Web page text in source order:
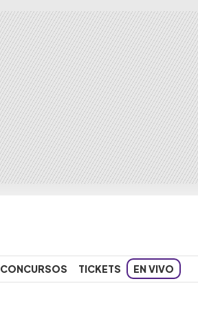
CONCURSOS TICKETS EN VIVO